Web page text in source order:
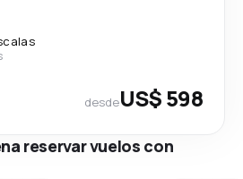
desdeUS$ 598
reservar vuelos con